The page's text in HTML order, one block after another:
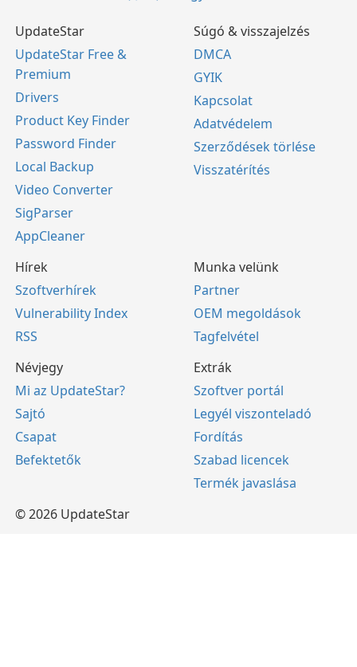
UpdateStar
UpdateStar Free &
Premium
Drivers
Product Key Finder
Password Finder
Local Backup
Video Converter
SigParser
AppCleaner
Súgó & visszajelzés
DMCA
GYIK
Kapcsolat
Adatvédelem
Szerződések törlése
Visszatérítés
Hírek
Szoftverhírek
Vulnerability Index
RSS
Munka velünk
Partner
OEM megoldások
Tagfelvétel
Névjegy
Mi az UpdateStar?
Sajtó
Csapat
Befektetők
Extrák
Szoftver portál
Legyél viszonteladó
Fordítás
Szabad licencek
Termék javaslása
© 2026 UpdateStar